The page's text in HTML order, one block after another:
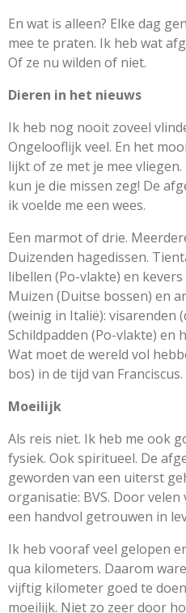
En wat is alleen? Elke dag
mee te praten. Ik heb wat
Of ze nu wilden of niet.
Dieren in het nieuws
Ik heb nog nooit zoveel
Ongelooflijk veel. En het
lijkt of ze met je mee
kun je die missen zeg! De
ik voelde me een wees.
Een marmot of drie.
Duizenden hagedissen.
libellen (Po-vlakte) en
Muizen (Duitse bossen) en
(weinig in Italië): visarenden
Schildpadden (Po-vlakte) en
Wat moet de wereld vol
bos) in de tijd van Franciscus.
Moeilijk
Als reis niet. Ik heb me ook
fysiek. Ook spiritueel. De
geworden van een uiterst
organisatie: BVS. Door
een handvol getrouwen in
Ik heb vooraf veel gelopen
qua kilometers. Daarom
vijftig kilometer goed te
moeilijk. Niet zo zeer door